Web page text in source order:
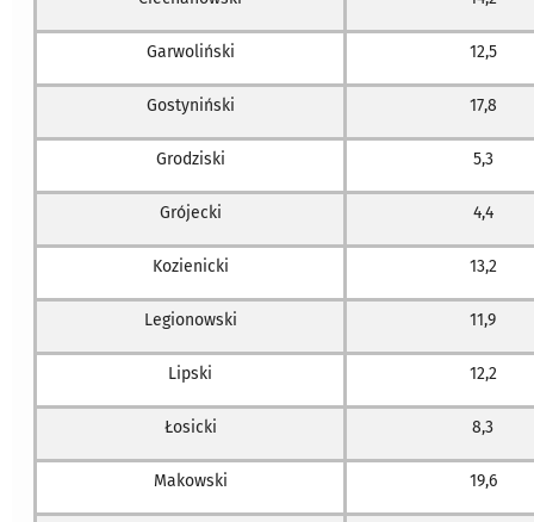
Garwoliński 12,5
Gostyniński 17,8
Grodziski 5,3
Grójecki 4,4
Kozienicki 13,2
Legionowski 11,9
Lipski 12,2
Łosicki 8,3
Makowski 19,6